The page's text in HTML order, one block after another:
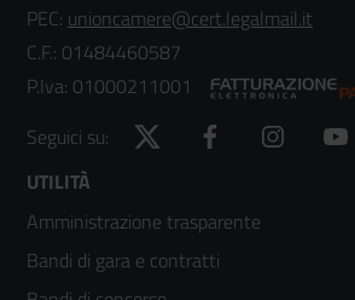
PEC: unioncamere@cert.legalmail.it
C.F.: 01484460587
P.Iva: 01000211001
Seguici su:
Twitter Facebook Instagram
Footer
menù
UTILITÀ
Amministrazione trasparente
Bandi di gara e contratti